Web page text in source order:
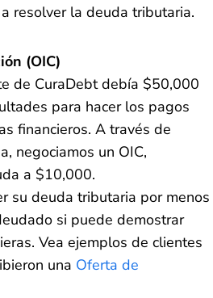
resolver la deuda tributaria.
(OIC)
de CuraDebt debía $50,000
para hacer los pagos
financieros. A través de
negociamos un OIC,
a $10,000.
su deuda tributaria por menos
si puede demostrar
Vea ejemplos de clientes
una Oferta de